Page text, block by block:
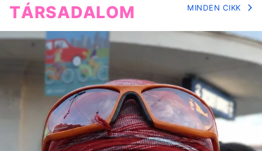
TÁRSADALOM MINDEN CIKK